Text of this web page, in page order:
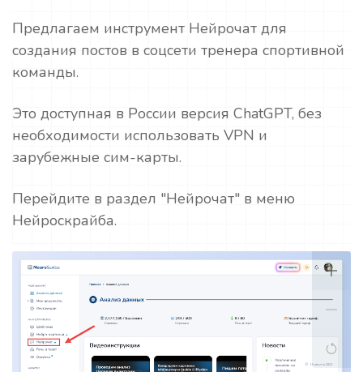
Предлагаем инструмент Нейрочат для
создания постов в соцсети тренера спортивной
команды.
Это доступная в России версия ChatGPT, без
необходимости использовать VPN и
зарубежные сим-карты.
Перейдите в раздел "Нейрочат" в меню
Нейроскрайба.